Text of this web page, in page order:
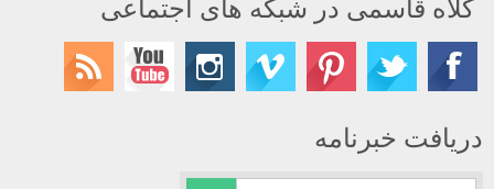
دریافت خبرنامه